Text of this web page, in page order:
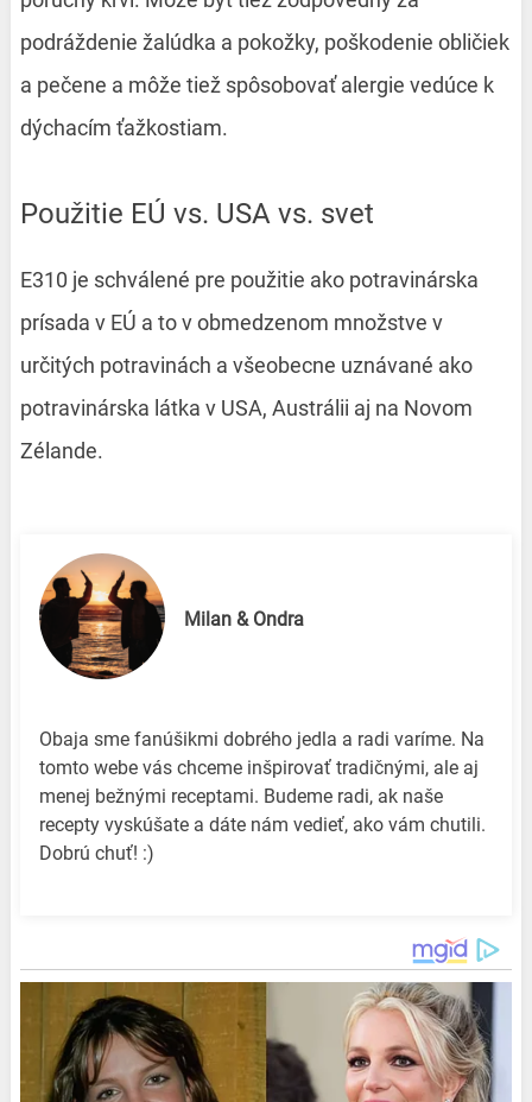
podráždenie žalúdka a pokožky, poškodenie obličiek
a pečene a môže tiež spôsobovať alergie vedúce k
dýchacím ťažkostiam.
Použitie EÚ vs. USA vs. svet
E310 je schválené pre použitie ako potravinárska
prísada v EÚ a to v obmedzenom množstve v
určitých potravinách a všeobecne uznávané ako
potravinárska látka v USA, Austrálii aj na Novom
Zélande.
Milan & Ondra
Obaja sme fanúšikmi dobrého jedla a radi varíme. Na
tomto webe vás chceme inšpirovať tradičnými, ale aj
menej bežnými receptami. Budeme radi, ak naše
recepty vyskúšate a dáte nám vedieť, ako vám chutili.
Dobrú chuť! :)